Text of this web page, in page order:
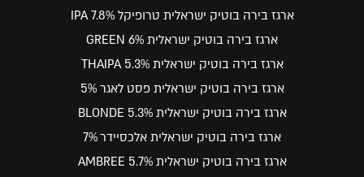
ארגז בירה בוטיק ישראלית טרופיקל IPA 7.8%
ארגז בירה בוטיק ישראלית GREEN 6%
ארגז בירה בוטיק ישראלית THAIPA 5.3%
ארגז בירה בוטיק ישראלית פסט לאגר 5%
ארגז בירה בוטיק ישראלית BLONDE 5.3%
ארגז בירה בוטיק ישראלית אלכסיידר 7%
ארגז בירה בוטיק ישראלית AMBREE 5.7%